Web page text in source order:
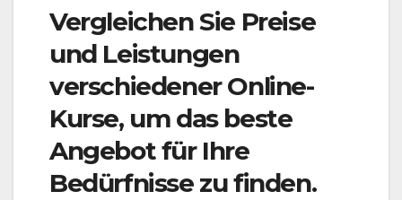
Vergleichen Sie Preise
und Leistungen
verschiedener Online-
Kurse, um das beste
Angebot für Ihre
Bedürfnisse zu finden.